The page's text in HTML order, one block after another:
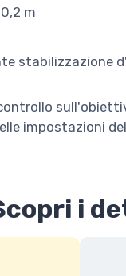
m
stabilizzazione
impostazioni
i